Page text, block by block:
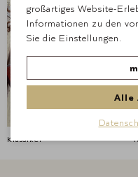
Klassiker
großartiges Website-
Informationen zu den
Sie die Einstellungen.
Alle